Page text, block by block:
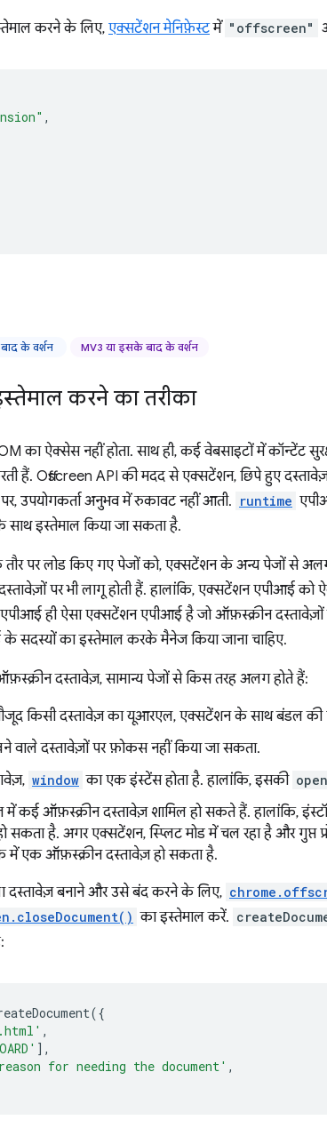
करने के लिए,एक्सटेंशन मेनिफ़ेस्टमें "offscreen"
,
के वर्शन MV3 या इसके बाद के वर्शन
करने का तरीका
का ऐक्सेस नहीं होता. साथ ही, कई वेबसाइटों में कॉन्टेंट
हैं. Offscreen API की मदद से एक्सटेंशन, छिपे हुए
उपयोगकर्ता अनुभव में रुकावट नहीं आती. runtime
साथ इस्तेमाल किया जा सकता है.
पर लोड किए गए पेजों को, एक्सटेंशन के अन्य पेजों से
पर भी लागू होती हैं. हालांकि, एक्सटेंशन एपीआई को
एपीआई ही ऐसा एक्सटेंशन एपीआई है जो ऑफ़स्क्रीन
सदस्यों का इस्तेमाल करके मैनेज किया जाना चाहिए.
दस्तावेज़, सामान्य पेजों से किस तरह अलग होते हैं:
किसी दस्तावेज़ का यूआरएल, एक्सटेंशन के साथ बंडल की
वाले दस्तावेज़ों पर फ़ोकस नहीं किया जा सकता.
window का एक इंस्टेंस होता है. हालांकि, इसकी
कई ऑफ़स्क्रीन दस्तावेज़ शामिल हो सकते हैं. हालांकि,
सकता है. अगर एक्सटेंशन, स्प्लिट मोड में चल रहा है और गुप्त
में एक ऑफ़स्क्रीन दस्तावेज़ हो सकता है.
दस्तावेज़ बनाने और उसे बंद करने के लिए,
का इस्तेमाल करें.
({
,
],
for needing the document' ,